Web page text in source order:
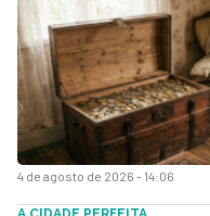
4 de agosto de 2026 - 14:06